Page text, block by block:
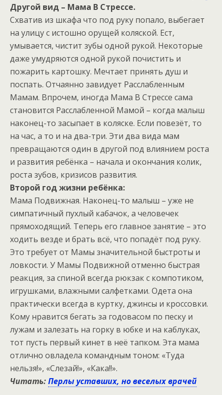
Другой вид – Мама В Стрессе.
Схватив из шкафа что под руку попало, выбегает
на улицу с истошно орущей коляской. Ест,
умывается, чистит зубы одной рукой. Некоторые
даже умудряются одной рукой почистить и
пожарить картошку. Мечтает принять душ и
поспать. Отчаянно завидует Расслабленным
Мамам. Впрочем, иногда Мама В Стрессе сама
становится Расслабленной Мамой – когда малыш
наконец-то засыпает в коляске. Если повезёт, то
на час, а то и на два-три. Эти два вида мам
превращаются один в другой под влиянием роста
и развития ребёнка – начала и окончания колик,
роста зубов, кризисов развития.
Второй год жизни ребёнка:
Мама Подвижная. Наконец-то малыш – уже не
симпатичный пухлый кабачок, а человечек
прямоходящий. Теперь его главное занятие – это
ходить везде и брать всё, что попадёт под руку.
Это требует от Мамы значительной быстроты и
ловкости. У Мамы Подвижной отменно быстрая
реакция, за спиной всегда рюкзак с компотиком,
игрушками, влажными салфетками. Одета она
практически всегда в куртку, джинсы и кроссовки.
Кому нравится бегать за годовасом по песку и
лужам и залезать на горку в юбке и на каблуках,
тот пусть первый кинет в неё тапком. Эта мама
отлично овладела командным тоном: «Туда
нельзя!», «Слезай!», «Кака!!».
Читать:Перлы уставших, но веселых врачей